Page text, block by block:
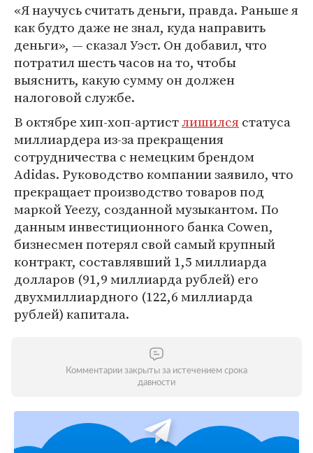
«Я научусь считать деньги, правда. Раньше я
как будто даже не знал, куда направить
деньги», — сказал Уэст. Он добавил, что
потратил шесть часов на то, чтобы
выяснить, какую сумму он должен
налоговой службе.
В октябре хип-хоп-артистлишилсястатуса
миллиардера из-за прекращения
сотрудничества с немецким брендом
Adidas. Руководство компании заявило, что
прекращает производство товаров под
маркой Yeezy, созданной музыкантом. По
данным инвестиционного банка Cowen,
бизнесмен потерял свой самый крупный
контракт, составлявший 1,5 миллиарда
долларов (91,9 миллиарда рублей) его
двухмиллиардного (122,6 миллиарда
рублей) капитала.
Комментарии закрыты за истечением срока
давности